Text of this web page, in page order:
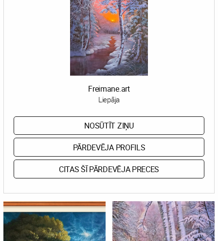
Freimane.art
Liepāja
NOSŪTĪT ZIŅU
PĀRDEVĒJA PROFILS
CITAS ŠĪ PĀRDEVĒJA PRECES